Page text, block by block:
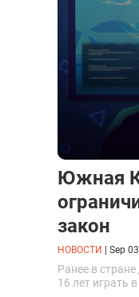
Южная
закон
НОВОСТИ Sep
Ранее в
16 лет играть